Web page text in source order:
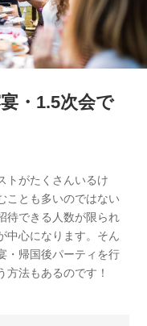
・1.5次会で
トがたくさんいるけ
ことも多いのではない
待できる人数が限られ
中心になります。そん
・帰国後パーティを行
方法もあるのです！